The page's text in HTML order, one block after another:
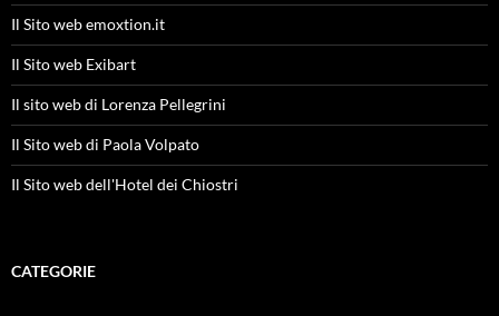
Il Sito web emoxtion.it
Il Sito web Exibart
Il sito web di Lorenza Pellegrini
Il Sito web di Paola Volpato
Il Sito web dell'Hotel dei Chiostri
CATEGORIE